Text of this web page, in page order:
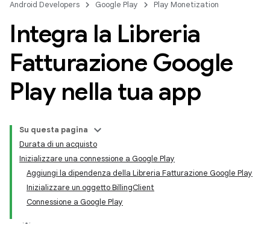
Android Developers Google Play Play Monetization
Integra la Libreria
Fatturazione Google
Play nella tua app
Su questa pagina
Durata di un acquisto
Inizializzare una connessione a Google Play
Aggiungi la dipendenza della Libreria Fatturazione Google Play
Inizializzare un oggetto BillingClient
Connessione a Google Play